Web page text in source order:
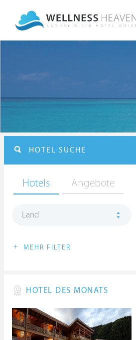
HOTEL SUCHE
Hotels Angebote
Land
+ MEHR FILTER
HOTEL DES MONATS